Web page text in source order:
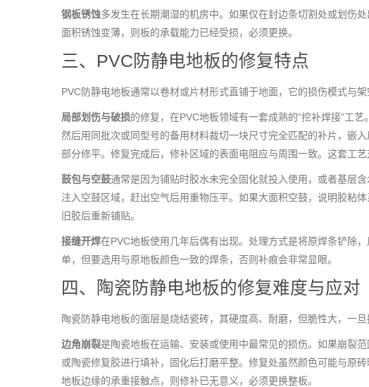
钢板锈蚀多发生在长期潮湿的机房中。如果仅在封边条切割处或划伤
面积锈蚀变薄，则板的承载能力已经受损，必须更换。
三、PVC防静电地板的修复特点
PVC防静电地板通常以卷材或片材形式直铺于地面，它的损伤模式与
局部划伤与破损的修复，在PVC地板领域有一套成熟的“挖补焊接”工
然后用同批次或同型号的备用材料裁切一块尺寸完全匹配的补片，嵌
部分修平。修复完成后，修补区域的表面电阻应与周围一致。这套工
鼓包与空鼓通常是因为铺贴时胶水未完全固化就投入使用，或者基层
注入空鼓区域，赶出空气后用重物压平。如果大面积空鼓，说明胶粘
旧胶后重新铺贴。
接缝开焊在PVC地板使用几年后偶有出现。处理方式是将原焊条铲除
单，但要选用与原地板颜色一致的焊条，否则补痕会非常显眼。
四、陶瓷防静电地板的修复难度与应对
陶瓷防静电地板的面层是烧结瓷砖，其硬度高、耐磨，但脆性大，一
边角崩裂是陶瓷地板在运输、安装或使用中最常见的损伤。如果崩裂
或陶瓷修复胶进行填补，固化后打磨平整。修复处虽然颜色可能与原
地板边缘的承重接触点，则修补已无意义，必须更换整板。